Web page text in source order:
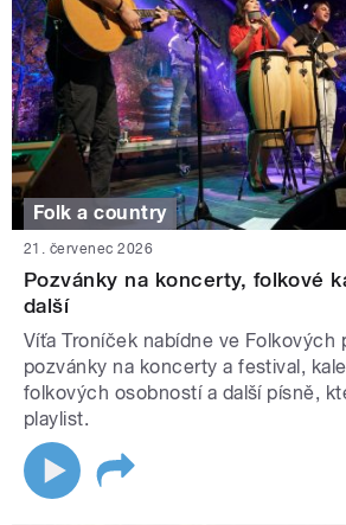
Folk a country
21. červenec 2026
Pozvánky na koncerty, folkové
další
Víťa Troníček nabídne ve Folkových
pozvánky na koncerty a festival,
folkových osobností a další písně,
playlist.